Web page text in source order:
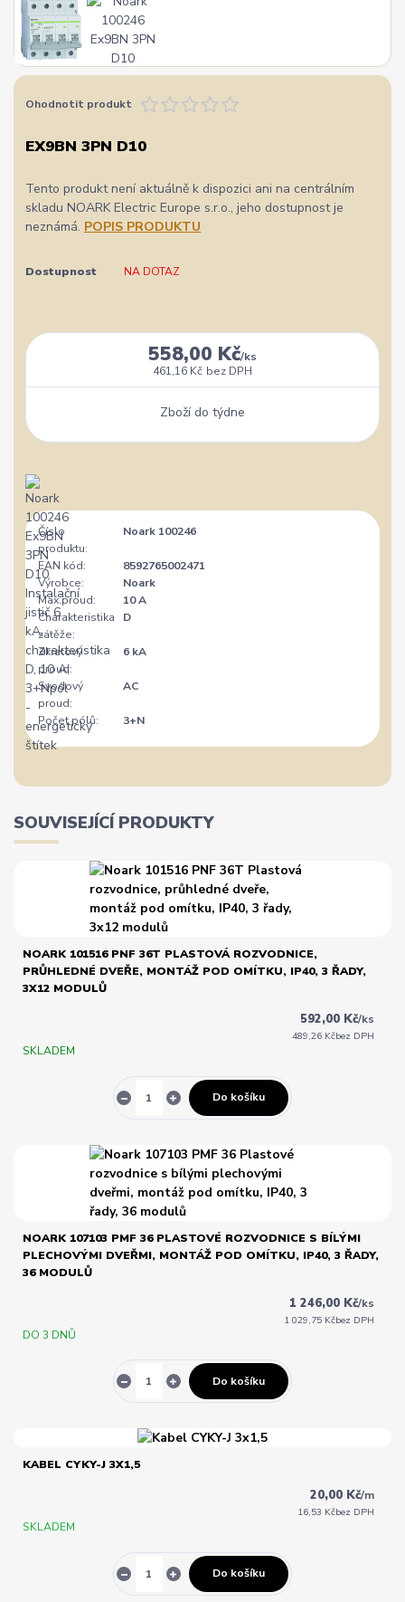
Ohodnotit produkt
EX9BN 3PN D10
Tento produkt není aktuálně k dispozici ani na centrálním
skladu NOARK Electric Europe s.r.o., jeho dostupnost je
neznámá. POPIS PRODUKTU
Dostupnost NA DOTAZ
558,00 Kč/ks
461,16 Kč bez DPH
Zboží do týdne
Číslo
produktu:
Noark 100246
EAN kód:
8592765002471
Výrobce:
Noark
Max.proud:
10 A
Charakteristika
zátěže:
D
Zkratový
proud:
6 kA
Svodový
proud:
AC
Počet pólů: 3+N
SOUVISEJÍCÍ PRODUKTY
NOARK 101516 PNF 36T PLASTOVÁ ROZVODNICE,
PRŮHLEDNÉ DVEŘE, MONTÁŽ POD OMÍTKU, IP40, 3 ŘADY,
3X12 MODULŮ
592,00 Kč/ks
489,26 Kčbez DPH
SKLADEM
Do košíku
NOARK 107103 PMF 36 PLASTOVÉ ROZVODNICE S BÍLÝMI
PLECHOVÝMI DVEŘMI, MONTÁŽ POD OMÍTKU, IP40, 3 ŘADY,
36 MODULŮ
1 246,00 Kč/ks
1 029,75 Kčbez DPH
DO 3 DNŮ
Do košíku
KABEL CYKY-J 3X1,5
20,00 Kč/m
16,53 Kčbez DPH
SKLADEM
Do košíku